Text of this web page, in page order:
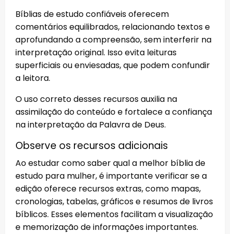
Bíblias de estudo confiáveis oferecem
comentários equilibrados, relacionando textos e
aprofundando a compreensão, sem interferir na
interpretação original. Isso evita leituras
superficiais ou enviesadas, que podem confundir
a leitora.
O uso correto desses recursos auxilia na
assimilação do conteúdo e fortalece a confiança
na interpretação da Palavra de Deus.
Observe os recursos adicionais
Ao estudar como saber qual a melhor bíblia de
estudo para mulher, é importante verificar se a
edição oferece recursos extras, como mapas,
cronologias, tabelas, gráficos e resumos de livros
bíblicos. Esses elementos facilitam a visualização
e memorização de informações importantes.